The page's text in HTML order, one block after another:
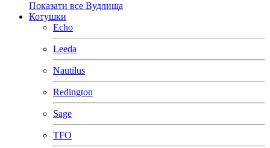
Показати все Вудлища
Котушки
Echo
Leeda
Nautilus
Redington
Sage
TFO